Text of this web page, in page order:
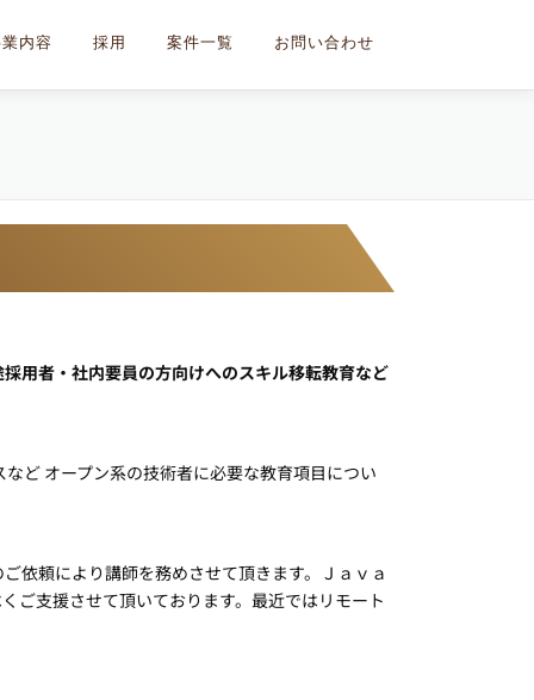
内容 採用 案件一覧 お問い合わせ
用者・社内要員の方向けへのスキル移転教育など
ど オープン系の技術者に必要な教育項目につい
依頼により講師を務めさせて頂きます。Ｊａｖａ
ご支援させて頂いております。最近ではリモート